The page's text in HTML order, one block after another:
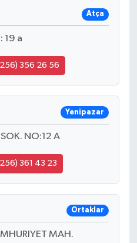
Atça
19 a
356 26 56
Yenipazar
NO:12 A
361 43 23
Ortaklar
MAH.